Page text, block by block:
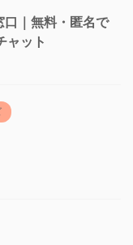
｜無料・匿名で
ャット